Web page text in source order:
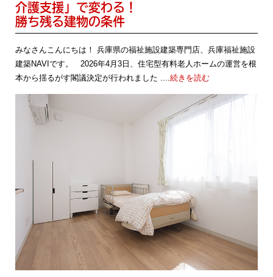
介護支援」で変わる！
勝ち残る建物の条件
みなさんこんにちは！ 兵庫県の福祉施設建築専門店、兵庫福祉施設
建築NAVIです。 2026年4月3日、住宅型有料老人ホームの運営を根
本から揺るがす閣議決定が行われました .... 続きを読む